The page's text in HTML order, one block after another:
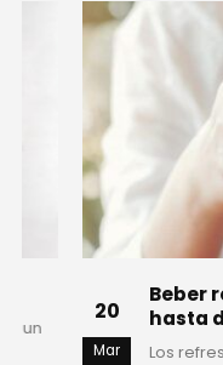
Beber
hasta
Los refrescos